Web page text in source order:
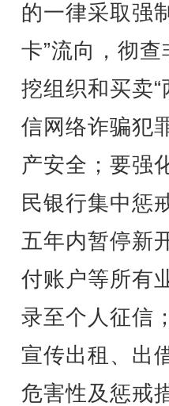
的一律采取强
卡”流向，彻查
挖组织和买卖
信网络诈骗犯
产安全；要强
民银行集中惩
五年内暂停新
付账户等所有
录至个人征信
宣传出租、出
危害性及惩戒